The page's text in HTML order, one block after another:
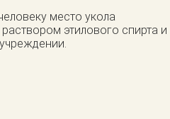
место укола
этилового спирта и